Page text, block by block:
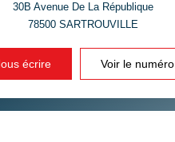
30B Avenue De La République
78500SARTROUVILLE
écrire Voir le numéro